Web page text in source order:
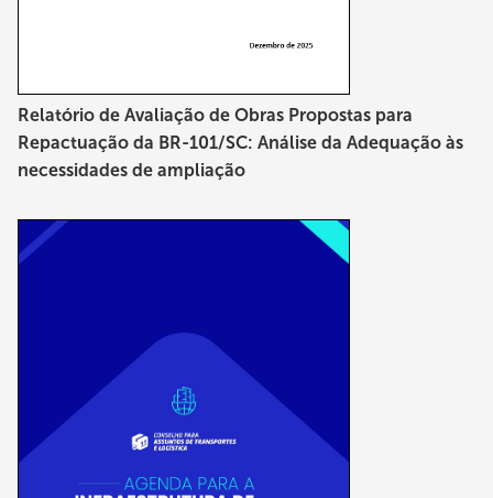
Relatório de Avaliação de Obras Propostas para
Repactuação da BR-101/SC: Análise da Adequação às
necessidades de ampliação